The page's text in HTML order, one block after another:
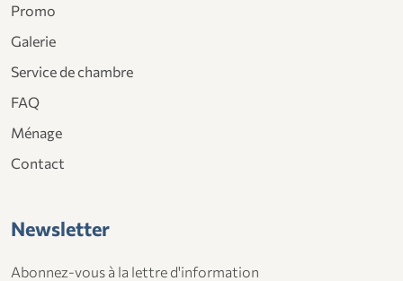
Promo
Galerie
Service de chambre
FAQ
Ménage
Contact
Newsletter
Abonnez-vous à la lettre d'information